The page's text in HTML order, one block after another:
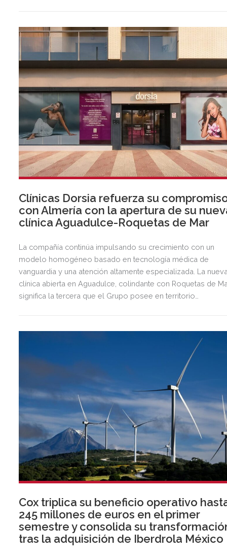
Clínicas Dorsia refuerza su
con Almería con la apertura de su
clínica Aguadulce-Roquetas de Mar
La compañía continúa impulsando su crecimiento con un
modelo homogéneo basado en tecnología médica de
vanguardia y una atención altamente especializada. La
clínica abierta en Aguadulce, colindante con Roquetas de
significa la tercera que el Grupo posee en territorio
Cox triplica su beneficio operativo
245 millones de euros en el primer
semestre y consolida su
tras la adquisición de Iberdrola México